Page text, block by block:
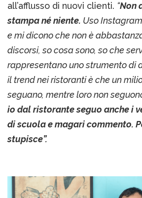
all’afflusso di nuovi clienti. “Non
stampa né niente. Uso
e mi dicono che non è
discorsi, so cosa sono, so che
rappresentano uno strumento di
il trend nei ristoranti è che un
seguano, mentre loro non
io dal ristorante seguo anche i
di scuola e magari commento.
stupisce”.